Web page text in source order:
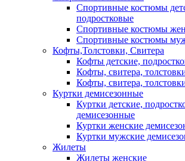
Спортивные костюмы
подростковые
Спортивные костюмы
Спортивные костюмы
Кофты,Толстовки, Свитера
Кофты детские,
Кофты, свитера,
Кофты, свитера,
Куртки демисезонные
Куртки детские,
демисезонные
Куртки женские
Куртки мужские
Жилеты
Жилеты женские